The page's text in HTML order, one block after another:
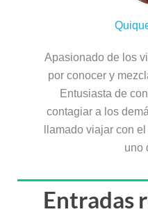
Apasionado de los
por conocer y
Entusiasta de
contagiar a los
llamado viajar con
uno
Entradas